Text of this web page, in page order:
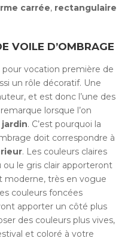
carrée, rectangulaire
VOILE D’OMBRAGE
pour vocation première de
un rôle décoratif. Une
et est donc l’une des
lorsque l’on
jardin. C’est pourquoi la
doit correspondre à
. Les couleurs claires
le gris clair apporteront
moderne, très en vogue
couleurs foncées
apporter un côté plus
des couleurs plus vives,
et coloré à votre